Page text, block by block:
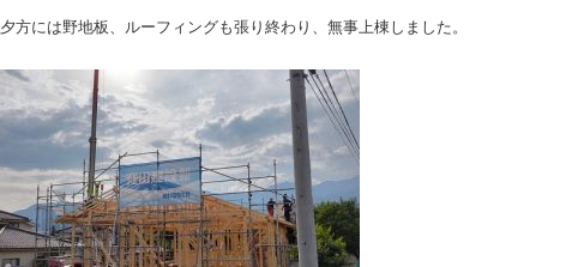
夕方には野地板、ルーフィングも張り終わり、無事上棟しました。